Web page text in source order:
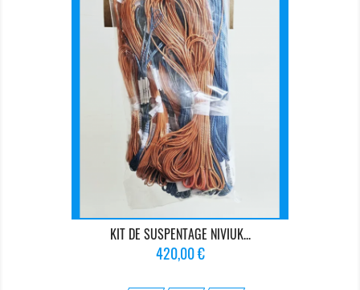
KIT DE SUSPENTAGE NIVIUK...
Prix
420,00 €